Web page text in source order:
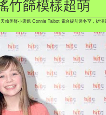
竹篩模樣超萌
賴美聲小康妮 Connie Talbot 電台提前過冬至，搓湯